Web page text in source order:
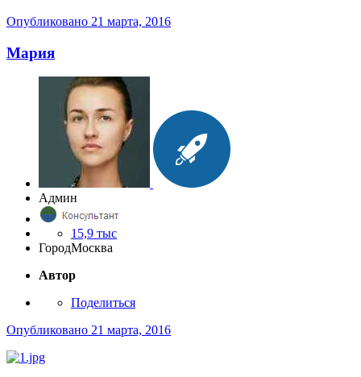
Опубликовано 21 марта, 2016
Мария
Админ
15,9 тыс
ГородМосква
Автор
Поделиться
Опубликовано 21 марта, 2016